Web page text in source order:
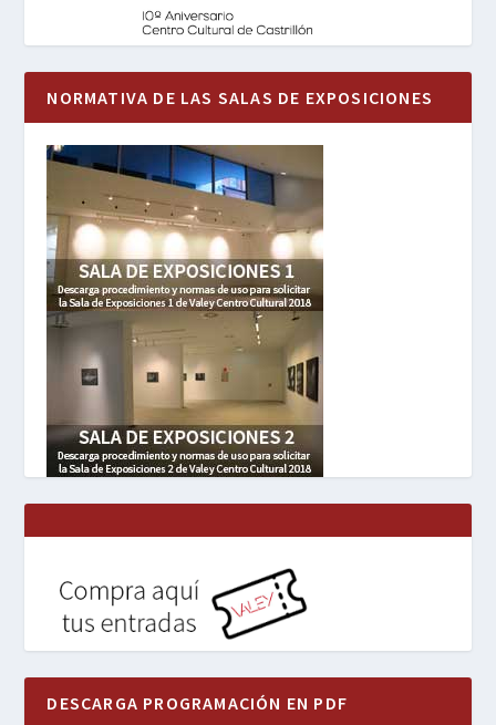
NORMATIVA DE LAS SALAS DE EXPOSICIONES
DESCARGA PROGRAMACIÓN EN PDF